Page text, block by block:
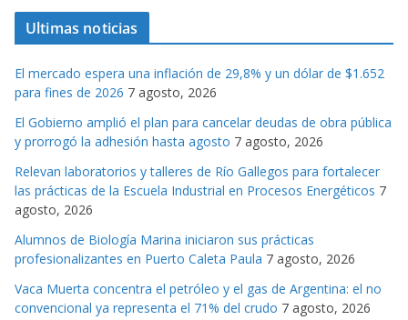
t
o
r
i
a
s
Ultimas noticias
El mercado espera una inflación de 29,8% y un dólar de $1.652
para fines de 2026 7 agosto, 2026
El Gobierno amplió el plan para cancelar deudas de obra pública
y prorrogó la adhesión hasta agosto 7 agosto, 2026
Relevan laboratorios y talleres de Río Gallegos para fortalecer
las prácticas de la Escuela Industrial en Procesos Energéticos 7
agosto, 2026
Alumnos de Biología Marina iniciaron sus prácticas
profesionalizantes en Puerto Caleta Paula 7 agosto, 2026
Vaca Muerta concentra el petróleo y el gas de Argentina: el no
convencional ya representa el 71% del crudo 7 agosto, 2026